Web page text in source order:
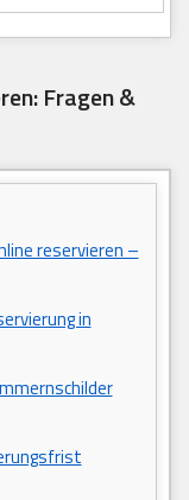
Fragen &
reservieren –
in